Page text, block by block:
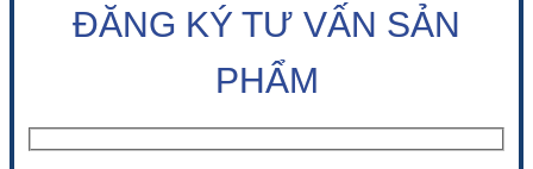
ĐĂNG KÝ TƯ VẤN SẢN
PHẨM